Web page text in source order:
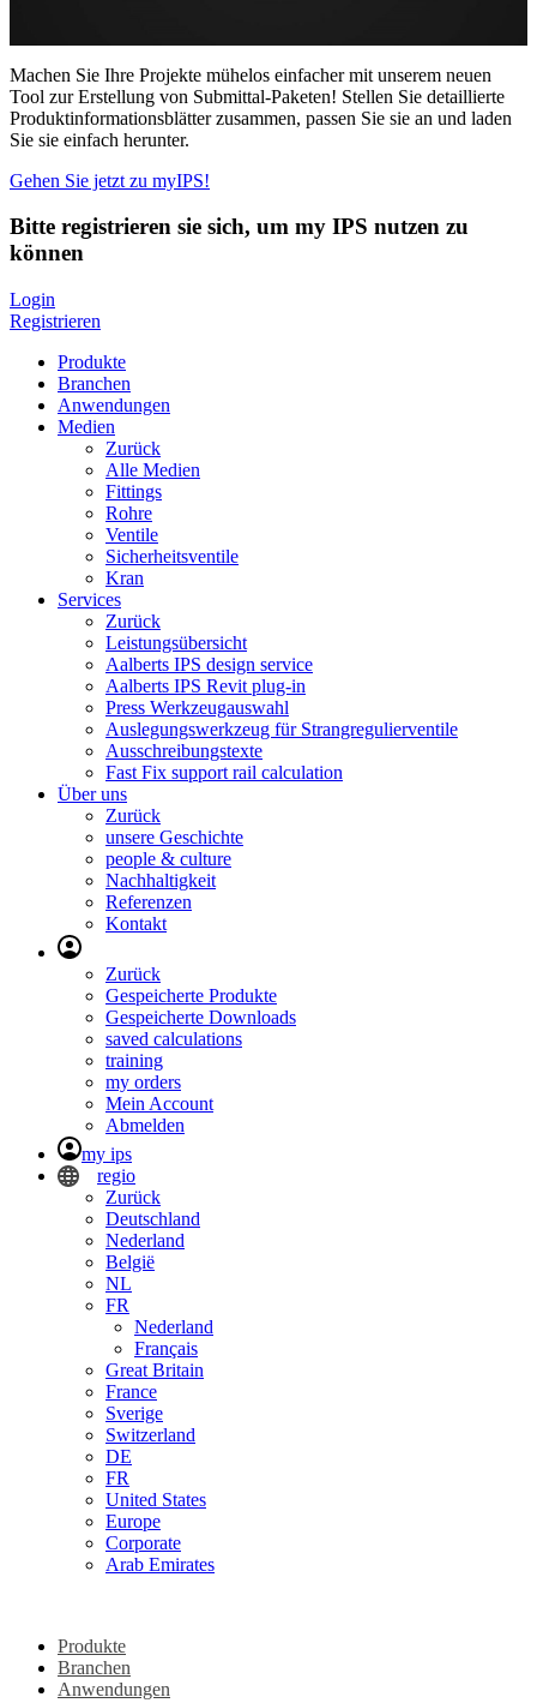
Machen Sie Ihre Projekte mühelos einfacher mit unserem neuen
Tool zur Erstellung von Submittal-Paketen! Stellen Sie detaillierte
Produktinformationsblätter zusammen, passen Sie sie an und laden
Sie sie einfach herunter.
Gehen Sie jetzt zu myIPS!
Bitte registrieren sie sich, um my IPS nutzen zu
können
Login
Registrieren
Produkte
Branchen
Anwendungen
Medien
Zurück
Alle Medien
Fittings
Rohre
Ventile
Sicherheitsventile
Kran
Services
Zurück
Leistungsübersicht
Aalberts IPS design service
Aalberts IPS Revit plug-in
Press Werkzeugauswahl
Auslegungswerkzeug für Strangregulierventile
Ausschreibungstexte
Fast Fix support rail calculation
Über uns
Zurück
unsere Geschichte
people & culture
Nachhaltigkeit
Referenzen
Kontakt
Zurück
Gespeicherte Produkte
Gespeicherte Downloads
saved calculations
training
my orders
Mein Account
Abmelden
my ips
regio
Zurück
Deutschland
Nederland
België
NL
FR
Nederland
Français
Great Britain
France
Sverige
Switzerland
DE
FR
United States
Europe
Corporate
Arab Emirates
Produkte
Branchen
Anwendungen